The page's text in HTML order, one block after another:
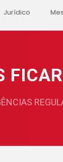
Jurídico